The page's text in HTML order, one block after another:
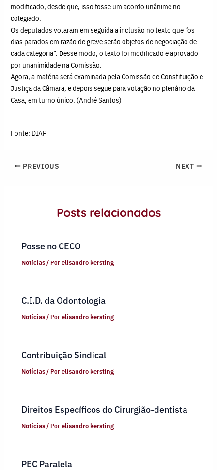
modificado, desde que, isso fosse um acordo unânime no
colegiado.
Os deputados votaram em seguida a inclusão no texto que “os
dias parados em razão de greve serão objetos de negociação de
cada categoria”. Desse modo, o texto foi modificado e aprovado
por unanimidade na Comissão.
Agora, a matéria será examinada pela Comissão de Constituição e
Justiça da Câmara, e depois segue para votação no plenário da
Casa, em turno único. (André Santos)
Fonte: DIAP
PREVIOUS NEXT
Posts relacionados
Posse no CECO
Notícias/ Porelisandro kersting
C.I.D. da Odontologia
Notícias/ Porelisandro kersting
Contribuição Sindical
Notícias/ Porelisandro kersting
Direitos Específicos do Cirurgião-dentista
Notícias/ Porelisandro kersting
PEC Paralela